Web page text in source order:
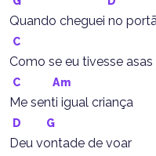
Quando cheguei no
C
Como se eu tivesse asas
C Am
Me senti igual criança
D G
Deu vontade de voar